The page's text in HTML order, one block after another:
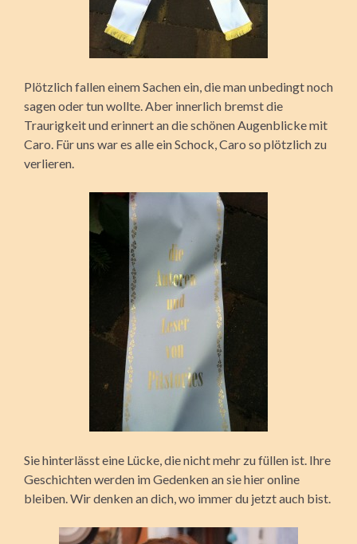
Plötzlich fallen einem Sachen ein, die man unbedingt noch
sagen oder tun wollte. Aber innerlich bremst die
Traurigkeit und erinnert an die schönen Augenblicke mit
Caro. Für uns war es alle ein Schock, Caro so plötzlich zu
verlieren.
Sie hinterlässt eine Lücke, die nicht mehr zu füllen ist. Ihre
Geschichten werden im Gedenken an sie hier online
bleiben. Wir denken an dich, wo immer du jetzt auch bist.